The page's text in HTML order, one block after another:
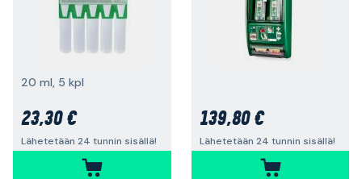
20 ml, 5 kpl
23,30 €
Lähetetään 24 tunnin sisällä!
139,80 €
Lähetetään 24 tunnin sisällä!